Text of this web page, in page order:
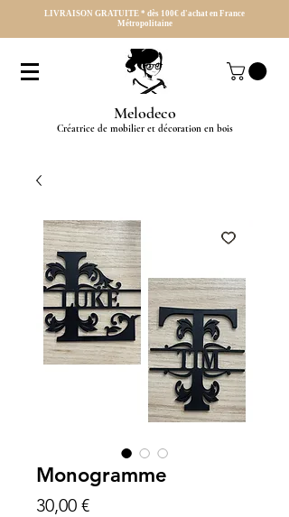
LIVRAISON GRATUITE * dès 100€ d'achat en France
Métropolitaine
Melodeco
Créatrice de mobilier et décoration en bois
Monogramme
30,00 €Prix